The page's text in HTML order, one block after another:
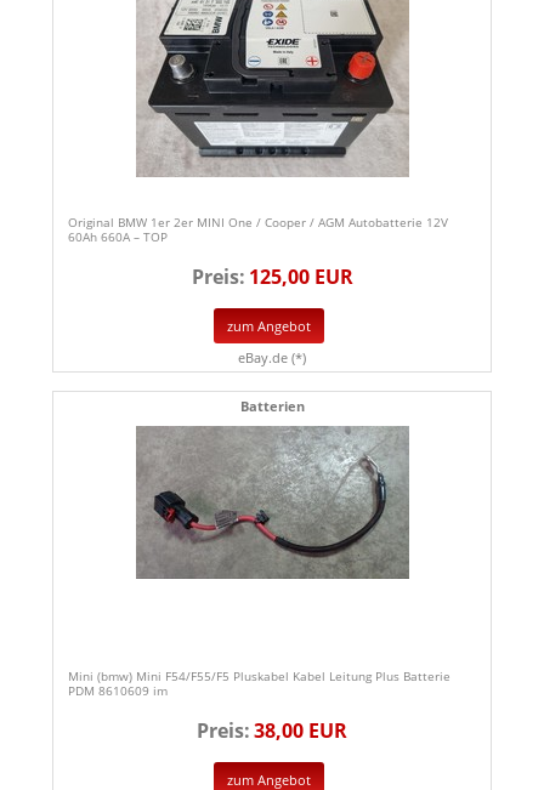
Original BMW 1er 2er MINI One / Cooper / AGM Autobatterie 12V
60Ah 660A – TOP
Preis: 125,00 EUR
zum Angebot
eBay.de (*)
Batterien
Mini (bmw) Mini F54/F55/F5 Pluskabel Kabel Leitung Plus Batterie
PDM 8610609 im
Preis:38,00 EUR
zum Angebot